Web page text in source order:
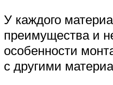
У каждого
преимущества и
особенности
с другими